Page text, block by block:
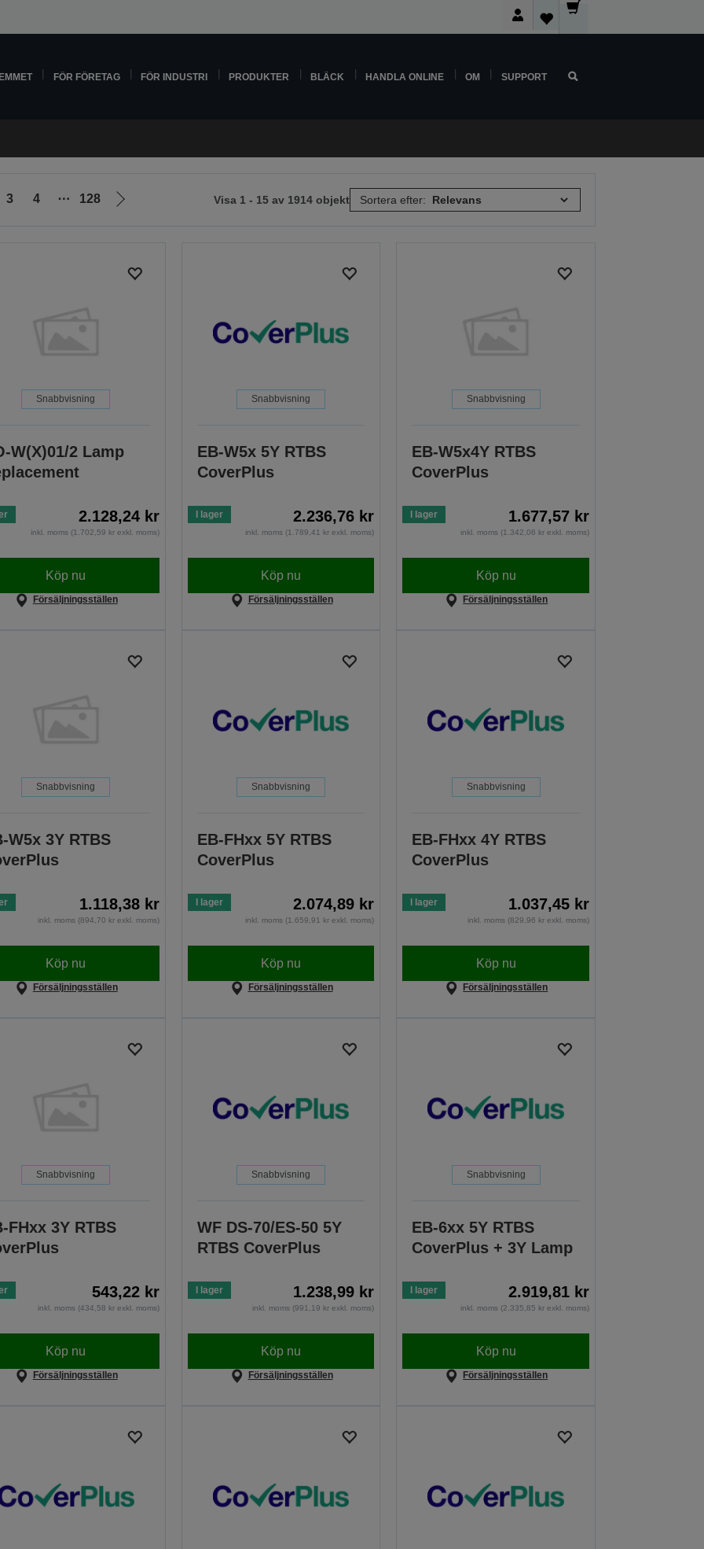
FÖR FÖRETAG FÖR INDUSTRI PRODUKTER BLÄCK HANDLA ONLINE OM SUPPORT
3 4 ⋯ 128
Gå
Visa 1 - 15 av 1914 objekt Sortera efter:
Snabbvisning
W(X)01/2 Lamp
2.128,24 kr
inkl. moms (1.702,59 kr exkl. moms)
Köp nu
Försäljningsställen
Snabbvisning
EB-W5x 5Y RTBS
CoverPlus
I lager 2.236,76 kr
inkl. moms (1.789,41 kr exkl. moms)
Köp nu
Försäljningsställen
Snabbvisning
EB-W5x4Y RTBS
CoverPlus
I lager 1.677,57 kr
inkl. moms (1.342,06 kr exkl. moms)
Köp nu
Försäljningsställen
Snabbvisning
W5x 3Y RTBS
1.118,38 kr
inkl. moms (894,70 kr exkl. moms)
Köp nu
Försäljningsställen
Snabbvisning
EB-FHxx 5Y RTBS
CoverPlus
I lager 2.074,89 kr
inkl. moms (1.659,91 kr exkl. moms)
Köp nu
Försäljningsställen
Snabbvisning
EB-FHxx 4Y RTBS
CoverPlus
I lager 1.037,45 kr
inkl. moms (829,96 kr exkl. moms)
Köp nu
Försäljningsställen
Snabbvisning
FHxx 3Y RTBS
543,22 kr
inkl. moms (434,58 kr exkl. moms)
Köp nu
Försäljningsställen
Snabbvisning
WF DS-70/ES-50 5Y
RTBS CoverPlus
I lager 1.238,99 kr
inkl. moms (991,19 kr exkl. moms)
Köp nu
Försäljningsställen
Snabbvisning
EB-6xx 5Y RTBS
CoverPlus + 3Y Lamp
I lager 2.919,81 kr
inkl. moms (2.335,85 kr exkl. moms)
Köp nu
Försäljningsställen